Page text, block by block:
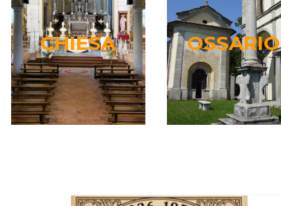
CHIESA
CHIESA
Leggi...
OSSARIO
OSSARIO
Leggi...